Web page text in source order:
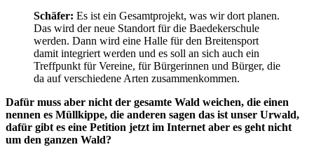
Schäfer: Es ist ein Gesamtprojekt, was wir dort planen.
Das wird der neue Standort für die Baedekerschule
werden. Dann wird eine Halle für den Breitensport
damit integriert werden und es soll an sich auch ein
Treffpunkt für Vereine, für Bürgerinnen und Bürger, die
da auf verschiedene Arten zusammenkommen.
Dafür muss aber nicht der gesamte Wald weichen, die einen
nennen es Müllkippe, die anderen sagen das ist unser Urwald,
dafür gibt es eine Petition jetzt im Internet aber es geht nicht
um den ganzen Wald?